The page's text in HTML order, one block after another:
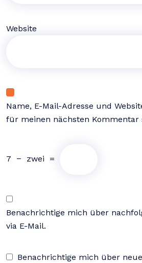
Website
Name, E-Mail-Adresse und
für meinen nächsten Kommentar
7 − zwei =
Benachrichtige mich über
via E-Mail.
Benachrichtige mich über